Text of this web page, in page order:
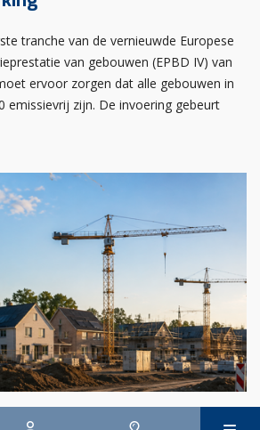
tranche van de vernieuwde Europese
van gebouwen (EPBD IV) van
ervoor zorgen dat alle gebouwen in
emissievrij zijn. De invoering gebeurt